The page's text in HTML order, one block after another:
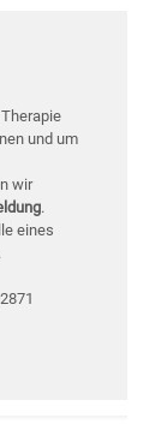
und um
wir
.
eines